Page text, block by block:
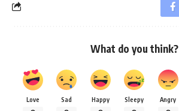
What do you think?
Love Sad Happy Sleepy Angry